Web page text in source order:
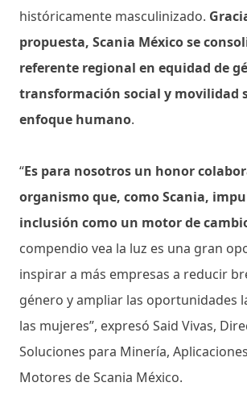
históricamente masculinizado.
propuesta, Scania México se
referente regional en equidad de
transformación social y movilidad
enfoque humano.
“Es para nosotros un honor
organismo que, como Scania,
inclusión como un motor de
compendio vea la luz es una gran
inspirar a más empresas a reducir
género y ampliar las oportunidades
las mujeres”, expresó Said Vivas,
Soluciones para Minería,
Motores de Scania México.